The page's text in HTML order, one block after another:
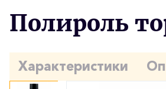
Полироль
Характеристики